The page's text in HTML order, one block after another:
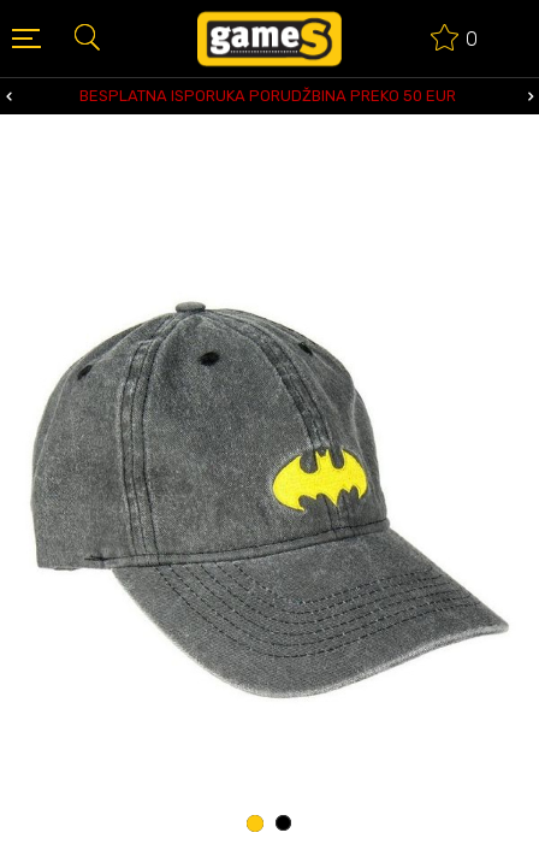
0
BESPLATNA ISPORUKA PORUDŽBINA PREKO 50 EUR
1 2